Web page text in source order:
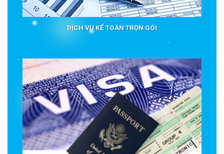
DỊCH VỤ KẾ TOÁN TRỌN GÓI